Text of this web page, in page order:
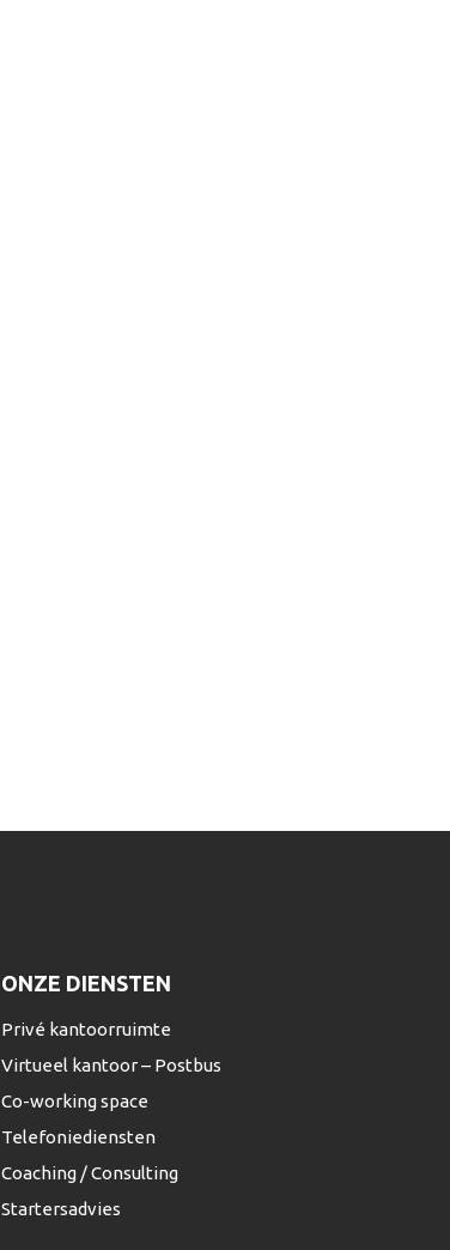
ONZE DIENSTEN
Privé kantoorruimte
Virtueel kantoor – Postbus
Co-working space
Telefoniediensten
Coaching / Consulting
Startersadvies